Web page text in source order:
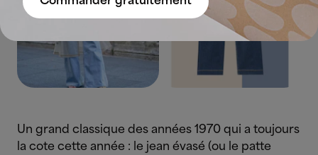
Un grand classique des années 1970 qui a toujours
la cote cette année : le jean évasé (ou le patte